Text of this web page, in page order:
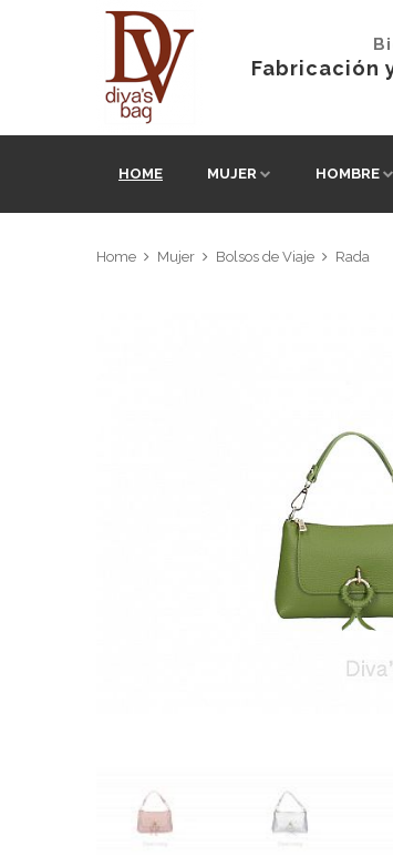
Fabricación
HOME MUJER HOMBRE
Home Mujer Bolsos de Viaje Rada